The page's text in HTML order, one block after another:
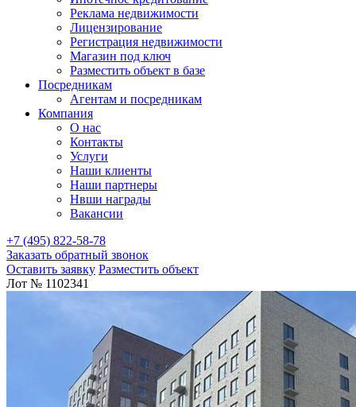
Реклама недвижимости
Лицензирование
Регистрация недвижимости
Магазин под ключ
Разместить объект в базе
Посредникам
Агентам и посредникам
Компания
О нас
Контакты
Услуги
Наши клиенты
Наши партнеры
Нвши награды
Вакансии
+7 (495) 822-58-78
Заказать обратный звонок
Оставить заявку Разместить объект
Лот № 1102341